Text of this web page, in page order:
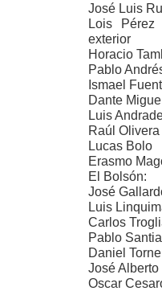
José Luis
Lois Pérez
exterior
Horacio
Pablo
Ismael
Dante
Luis
Raúl
Lucas Bolo
Erasmo
El Bolsón:
José
Luis
Carlos
Pablo
Daniel
José
Oscar